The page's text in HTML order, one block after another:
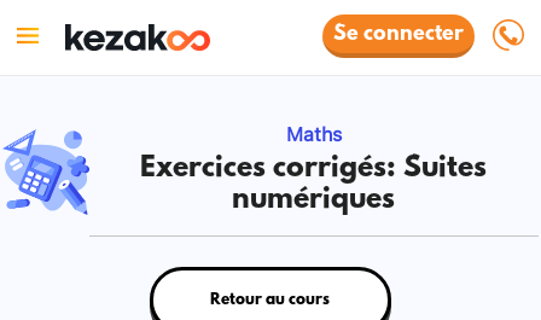
Se connecter
Maths
Exercices corrigés: Suites
numériques
Retour au cours